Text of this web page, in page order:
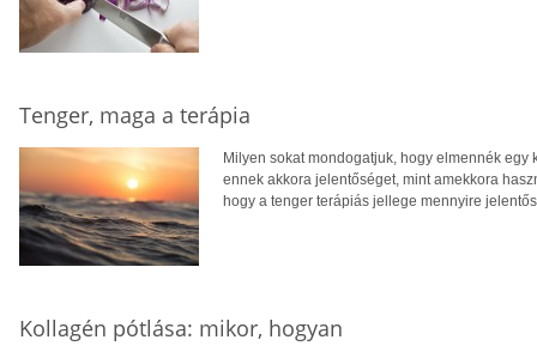
Tenger, maga a terápia
Milyen sokat mondogatjuk, hogy elmennék
ennek akkora jelentőséget, mint amekkora
hogy a tenger terápiás jellege mennyire
Kollagén pótlása: mikor, hogyan